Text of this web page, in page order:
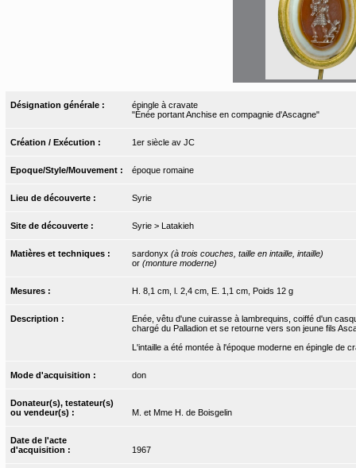
Désignation générale :
épingle à cravate
"Énée portant Anchise en compagnie d'Ascagne"
Création / Exécution : 1er siècle av JC
Epoque/Style/Mouvement : époque romaine
Lieu de découverte : Syrie
Site de découverte : Syrie > Latakieh
Matières et techniques : sardonyx (à trois couches, taille en intaille, intaille)
or (monture moderne)
Mesures : H. 8,1 cm, l. 2,4 cm, E. 1,1 cm, Poids 12 g
Description :
Enée, vêtu d'une cuirasse à lambrequins, coiffé d'un
chargé du Palladion et se retourne vers son jeune fils
L'intaille a été montée à l'époque moderne en épingle de
Mode d'acquisition : don
Donateur(s), testateur(s)
ou vendeur(s) :
M. et Mme H. de Boisgelin
Date de l'acte
d'acquisition :
1967